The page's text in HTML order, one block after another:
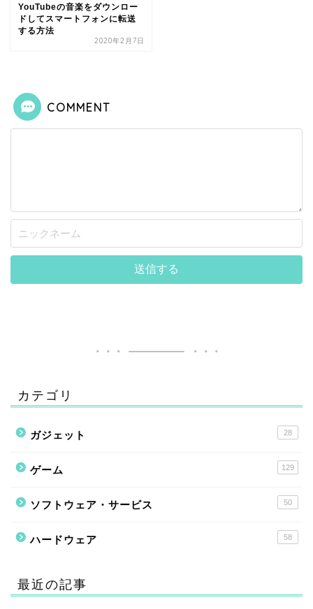
YouTubeの音楽をダウンロー
ドしてスマートフォンに転送
する方法
2020年2月7日
COMMENT
カテゴリ
ガジェット 28
ゲーム 129
ソフトウェア・サービス 50
ハードウェア 58
最近の記事